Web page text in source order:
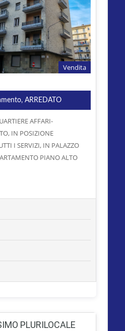
Vendita
ARREDATO
AFFARI-
IN POSIZIONE
I SERVIZI, IN PALAZZO
PIANO ALTO
PLURILOCALE